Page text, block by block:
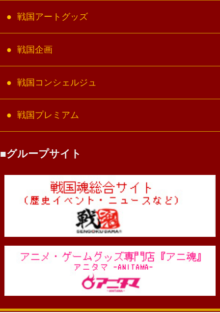
戦国アートグッズ
戦国企画
戦国コンシェルジュ
戦国プレミアム
グループサイト